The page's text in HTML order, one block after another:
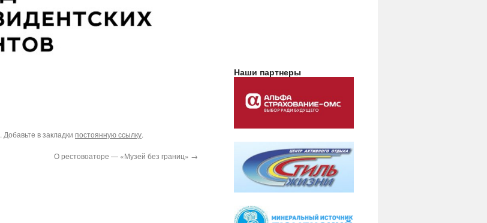
. Добавьте в закладки постоянную ссылку.
О рестовоаторе — «Музей без границ» →
Наши партнеры